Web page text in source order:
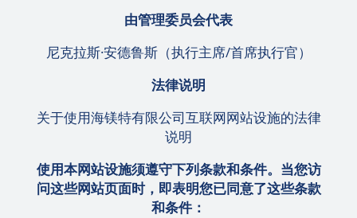
由管理委员会代表
尼克拉斯·安德鲁斯（执行主席/首席执行官）
法律说明
关于使用海镁特有限公司互联网网站设施的法律
说明
使用本网站设施须遵守下列条款和条件。当您访
问这些网站页面时，即表明您已同意了这些条款
和条件：